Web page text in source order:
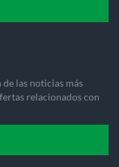
las noticias más
relacionados con